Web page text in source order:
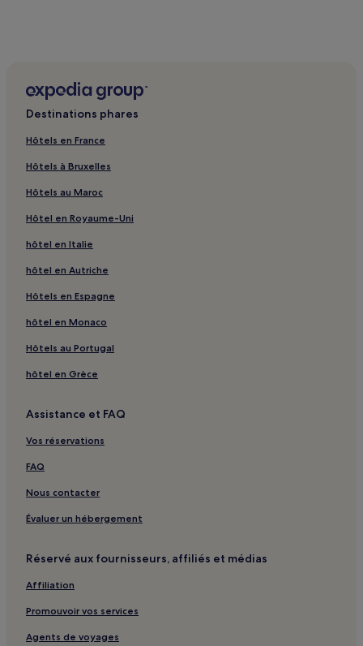
Destinations phares
Hôtels en France
Hôtels à Bruxelles
Hôtels au Maroc
Hôtel en Royaume-Uni
hôtel en Italie
hôtel en Autriche
Hôtels en Espagne
hôtel en Monaco
Hôtels au Portugal
hôtel en Grèce
Assistance et FAQ
Vos réservations
FAQ
Nous contacter
Évaluer un hébergement
Réservé aux fournisseurs, affiliés et médias
Affiliation
Promouvoir vos services
Agents de voyages